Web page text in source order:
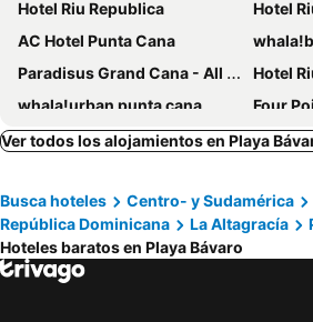
Hotel Riu Republica
Hotel
AC Hotel Punta Cana
Paradisus Grand Cana - All Suites
Hotel
whala!urban punta cana
Four
Checkin El Cortecito Beach
Los
Checkin El Cortecito
Hotel
Hotel Faranda Single 1 Punta Cana - Adults Only
My
Hotel Las Rosas de Punta Cana
Ver todos los alojamientos en Playa
Busca hoteles
Centro- y Sudamérica
República Dominicana
La Altagracía
Hoteles baratos en Playa Bávaro